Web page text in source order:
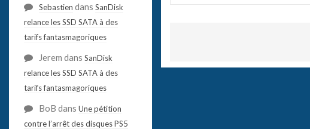
Sebastien dans SanDisk
relance les SSD SATA à des
tarifs fantasmagoriques
Jerem dans SanDisk
relance les SSD SATA à des
tarifs fantasmagoriques
BoB dans Une pétition
contre l’arrêt des disques PS5